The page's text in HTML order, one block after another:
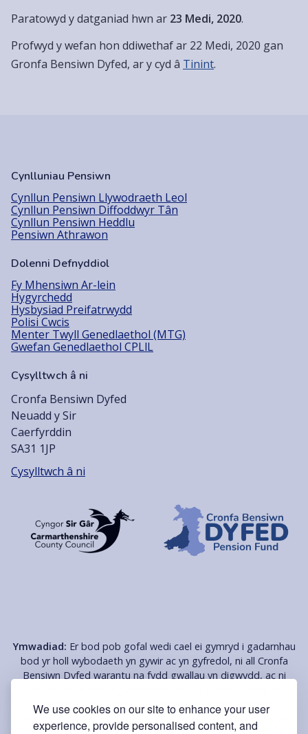
We use cookies on our site to enhance your user
experience, provide personalised content, and
Paratowyd y datganiad hwn ar 23 Medi, 2020.
Profwyd y wefan hon ddiwethaf ar 22 Medi, 2020 gan
Gronfa Bensiwn Dyfed, ar y cyd â Tinint.
Cynlluniau Pensiwn
Cynllun Pensiwn Llywodraeth Leol
Cynllun Pensiwn Diffoddwyr Tân
Cynllun Pensiwn Heddlu
Pensiwn Athrawon
Dolenni Defnyddiol
Fy Mhensiwn Ar-lein
Hygyrchedd
Hysbysiad Preifatrwydd
Polisi Cwcis
Menter Twyll Genedlaethol (MTG)
Gwefan Genedlaethol CPLlL
Cysylltwch â ni
Cronfa Bensiwn Dyfed
Neuadd y Sir
Caerfyrddin
SA31 1JP
Cysylltwch â ni
Ymwadiad: Er bod pob gofal wedi cael ei gymryd i gadarnhau
bod yr holl wybodaeth yn gywir ac yn gyfredol, ni all Cronfa
Bensiwn Dyfed warantu na fydd gwallau yn digwydd, ac ni
anghyfleustra a achosir o ganlyniad i unrhyw wall neu
gamgymeriad ar y tudalennau hyn. Mae nifer o'r dolenni yn